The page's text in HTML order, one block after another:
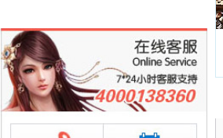
晴空双子
每日新服
今日 10:00点
深渊契约
今日 10:00点
坠落守望者
每日新服
今日 10:00点
正中靶心
每日新服
今日 10:00点
今日 10:00点